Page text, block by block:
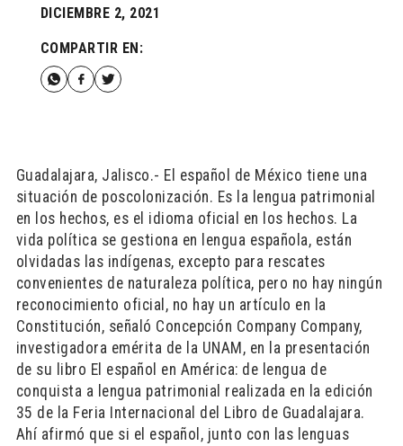
DICIEMBRE 2, 2021
COMPARTIR EN:
Guadalajara, Jalisco.- El español de México tiene una
situación de poscolonización. Es la lengua patrimonial
en los hechos, es el idioma oficial en los hechos. La
vida política se gestiona en lengua española, están
olvidadas las indígenas, excepto para rescates
convenientes de naturaleza política, pero no hay ningún
reconocimiento oficial, no hay un artículo en la
Constitución, señaló Concepción Company Company,
investigadora emérita de la UNAM, en la presentación
de su libro El español en América: de lengua de
conquista a lengua patrimonial realizada en la edición
35 de la Feria Internacional del Libro de Guadalajara.
Ahí afirmó que si el español, junto con las lenguas